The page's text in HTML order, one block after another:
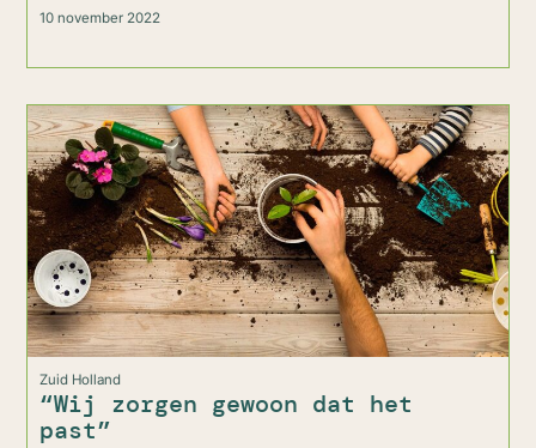
10 november 2022
Zuid Holland
“Wij zorgen gewoon dat het
past”